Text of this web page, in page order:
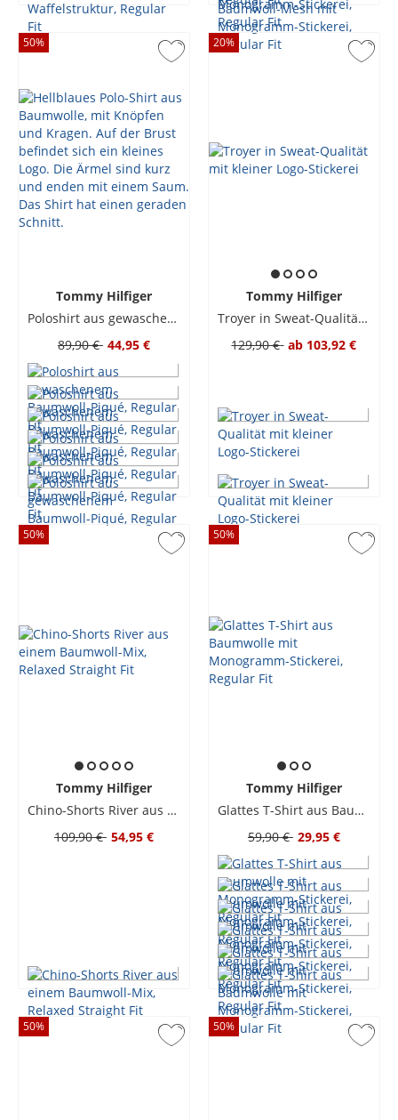
50%
Tommy Hilfiger
Poloshirt aus gewaschenem Baumwoll-Piqué, Regular Fit
89,90 € 44,95 €
20%
Tommy Hilfiger
Troyer in Sweat-Qualität mit kleiner Logo-Stickerei
129,90 € ab 103,92 €
50%
Tommy Hilfiger
Chino-Shorts River aus einem Baumwoll-Mix, Relaxed Straight Fit
109,90 € 54,95 €
50%
Tommy Hilfiger
Glattes T-Shirt aus Baumwolle mit Monogramm-Stickerei, Regular Fit
59,90 € 29,95 €
50% 50%